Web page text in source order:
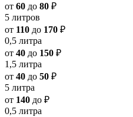
от 60 до 80 ₽
5 литров
от 110 до 170 ₽
0,5 литра
от 40 до 150 ₽
1,5 литра
от 40 до 50 ₽
5 литра
от 140 до ₽
0,5 литра